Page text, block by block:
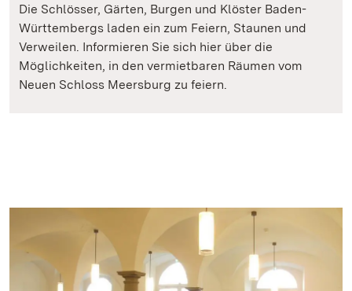
Die Schlösser, Gärten, Burgen und Klöster Baden-
Württembergs laden ein zum Feiern, Staunen und
Verweilen. Informieren Sie sich hier über die
Möglichkeiten, in den vermietbaren Räumen vom
Neuen Schloss Meersburg zu feiern.